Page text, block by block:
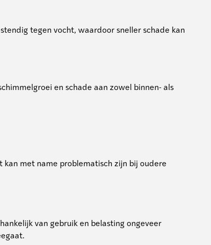
tegen vocht, waardoor sneller schade kan
en schade aan zowel binnen- als
met name problematisch zijn bij oudere
van gebruik en belasting ongeveer